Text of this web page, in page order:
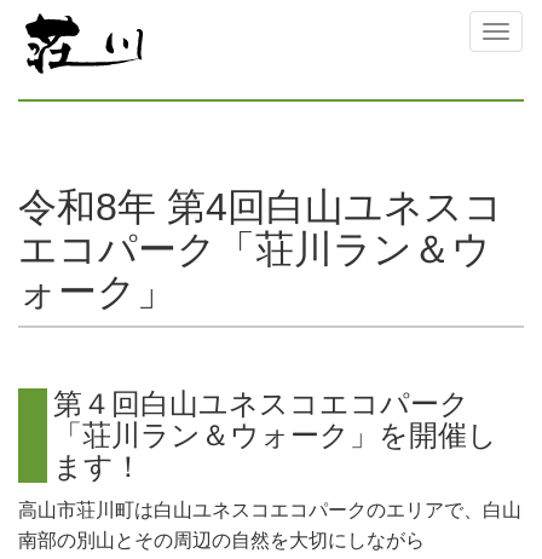
令和8年 第4回白山ユネスコ
エコパーク「荘川ラン＆ウ
ォーク」
第 ４ 回白 山ユネ ス コ エコパーク
「 荘川 ラ ン ＆ ウ ォ ーク 」 を 開催 し
ま す ！
高山市荘川町は白山ユネスコエコパークのエリアで、白山
南部の別山とその周辺の自然を大切にしながら